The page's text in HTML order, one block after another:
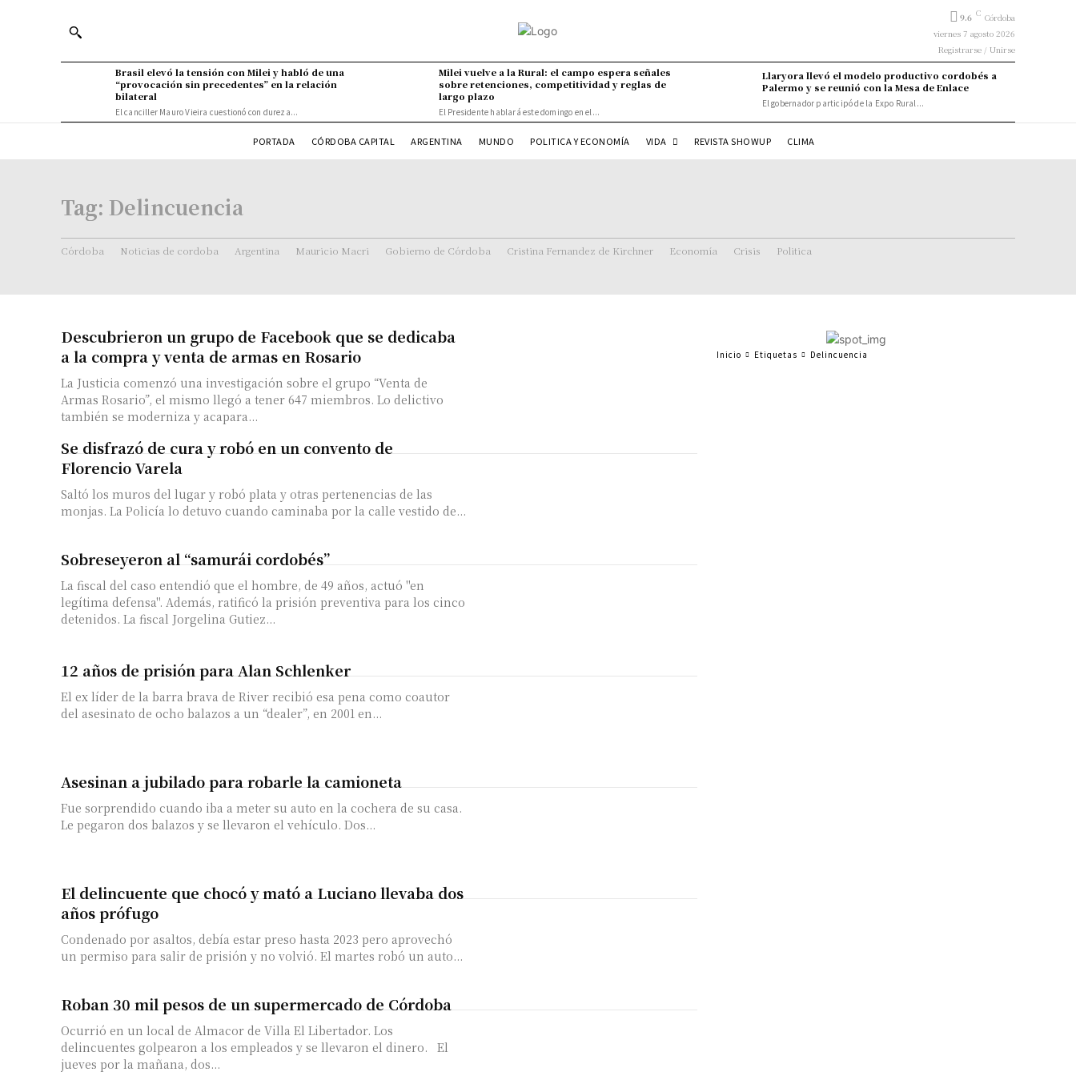
9.6 C Córdoba
viernes 7 agosto 2026
Registrarse / Unirse
Brasil elevó la tensión con Milei y habló de una
“provocación sin precedentes” en la relación
bilateral
El canciller Mauro Vieira cuestionó con dureza...
Milei vuelve a la Rural: el campo espera señales
sobre retenciones, competitividad y reglas de
largo plazo
El Presidente hablará este domingo en el...
Llaryora llevó el modelo productivo cordobés a
Palermo y se reunió con la Mesa de Enlace
El gobernador participó de la Expo Rural...
PORTADA CÓRDOBA CAPITAL ARGENTINA MUNDO POLITICA Y ECONOMÍA VIDA REVISTA SHOWUP CLIMA
Tag: Delincuencia
Córdoba Noticias de cordoba Argentina Mauricio Macri Gobierno de Córdoba Cristina Fernandez de Kirchner Economía Crisis Politica
Descubrieron un grupo de Facebook que se dedicaba
a la compra y venta de armas en Rosario
La Justicia comenzó una investigación sobre el grupo “Venta de
Armas Rosario”, el mismo llegó a tener 647 miembros. Lo delictivo
también se moderniza y acapara...
Se disfrazó de cura y robó en un convento de
Florencio Varela
Saltó los muros del lugar y robó plata y otras pertenencias de las
monjas. La Policía lo detuvo cuando caminaba por la calle vestido de...
Sobreseyeron al “samurái cordobés”
La fiscal del caso entendió que el hombre, de 49 años, actuó "en
legítima defensa". Además, ratificó la prisión preventiva para los cinco
detenidos. La fiscal Jorgelina Gutiez...
12 años de prisión para Alan Schlenker
El ex líder de la barra brava de River recibió esa pena como coautor
del asesinato de ocho balazos a un “dealer”, en 2001 en...
Asesinan a jubilado para robarle la camioneta
Fue sorprendido cuando iba a meter su auto en la cochera de su casa.
Le pegaron dos balazos y se llevaron el vehículo. Dos...
El delincuente que chocó y mató a Luciano llevaba dos
años prófugo
Condenado por asaltos, debía estar preso hasta 2023 pero aprovechó
un permiso para salir de prisión y no volvió. El martes robó un auto...
Roban 30 mil pesos de un supermercado de Córdoba
Ocurrió en un local de Almacor de Villa El Libertador. Los
delincuentes golpearon a los empleados y se llevaron el dinero. El
jueves por la mañana, dos...
Inicio Etiquetas Delincuencia